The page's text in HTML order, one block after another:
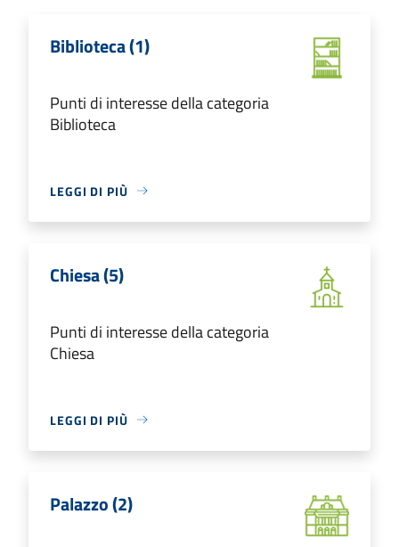
Biblioteca (1)
Punti di interesse della categoria
Biblioteca
LEGGI DI PIÙ
Chiesa (5)
Punti di interesse della categoria
Chiesa
LEGGI DI PIÙ
Palazzo (2)